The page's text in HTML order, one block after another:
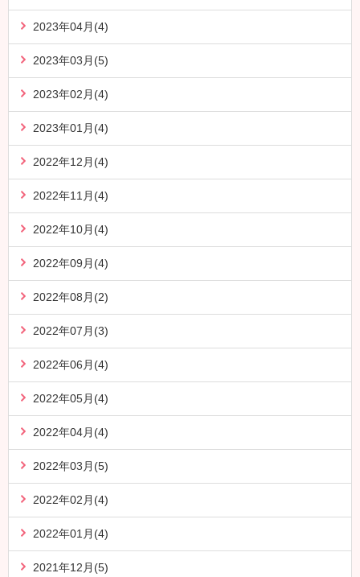
2023年04月(4)
2023年03月(5)
2023年02月(4)
2023年01月(4)
2022年12月(4)
2022年11月(4)
2022年10月(4)
2022年09月(4)
2022年08月(2)
2022年07月(3)
2022年06月(4)
2022年05月(4)
2022年04月(4)
2022年03月(5)
2022年02月(4)
2022年01月(4)
2021年12月(5)